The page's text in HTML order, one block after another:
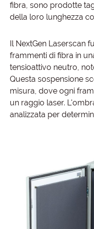
fibra, sono prodotte
della loro lunghezza
Il NextGen Laserscan
frammenti di fibra in
tensioattivo neutro,
Questa sospensione
misura, dove ogni
un raggio laser.
analizzata per